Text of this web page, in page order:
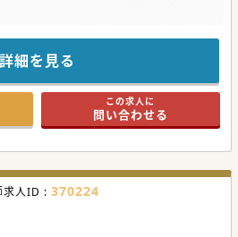
おりますので、長く安心して働きた
詳細を見る
この求人に
問い合わせる
求人ID : 370224